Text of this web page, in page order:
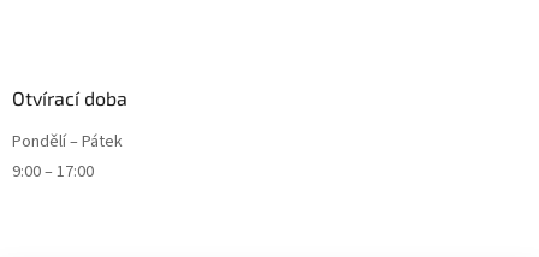
Otvírací doba
Pondělí – Pátek
9:00 – 17:00